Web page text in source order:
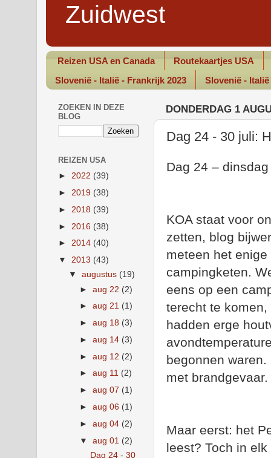
Zuidwest
Reizen USA en Canada
Routekaartjes USA
Slovenië - Italië - Frankrijk 2023
Slovenië -
DONDERDAG 1
Dag 24 - 30 juli:
Dag 24 –
KOA staat voor
zetten, blog
meteen het
campingketen.
eens op een
terecht te
hadden erge
begonnen
met brandgevaar.
Maar eerst: het
leest? Toch in
ZOEKEN IN DEZE
BLOG
REIZEN USA
► 2022 (39)
► 2019 (38)
► 2018 (39)
► 2016 (38)
► 2014 (40)
▼ 2013 (43)
▼augustus (19)
► aug 22 (2)
► aug 21 (1)
► aug 18 (3)
► aug 14 (3)
► aug 12 (2)
► aug 11 (2)
► aug 07 (1)
► aug 06 (1)
► aug 04 (2)
▼ aug 01 (2)
Dag 24 - 30